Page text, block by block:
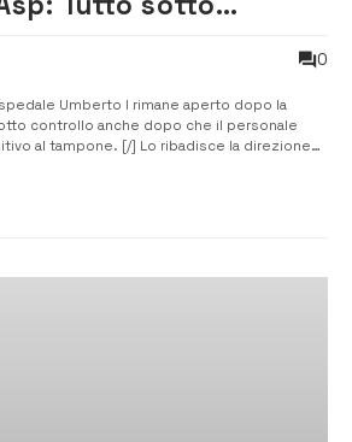
0
Umberto I rimane aperto dopo la
controllo anche dopo che il personale
al tampone. [/] Lo ribadisce la direzione
vengono sottoposti a sanificazione nel caso